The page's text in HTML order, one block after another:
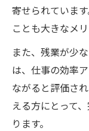
寄せられていま
ことも大きなメリ
また、残業が少
は、仕事の効率
ながると評価さ
える方にとって
ります。